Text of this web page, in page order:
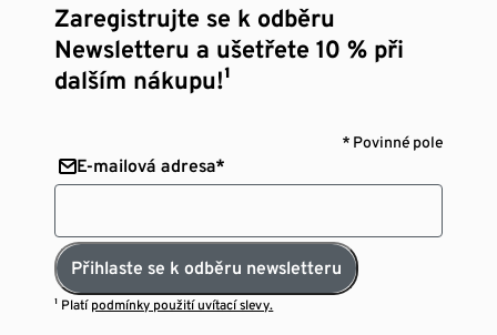
Zaregistrujte se k odběru
Newsletteru a ušetřete 10 % při
dalším nákupu!¹
* Povinné pole
E-mailová adresa*
Přihlaste se k odběru newsletteru
¹ Platí podmínky použití uvítací slevy.